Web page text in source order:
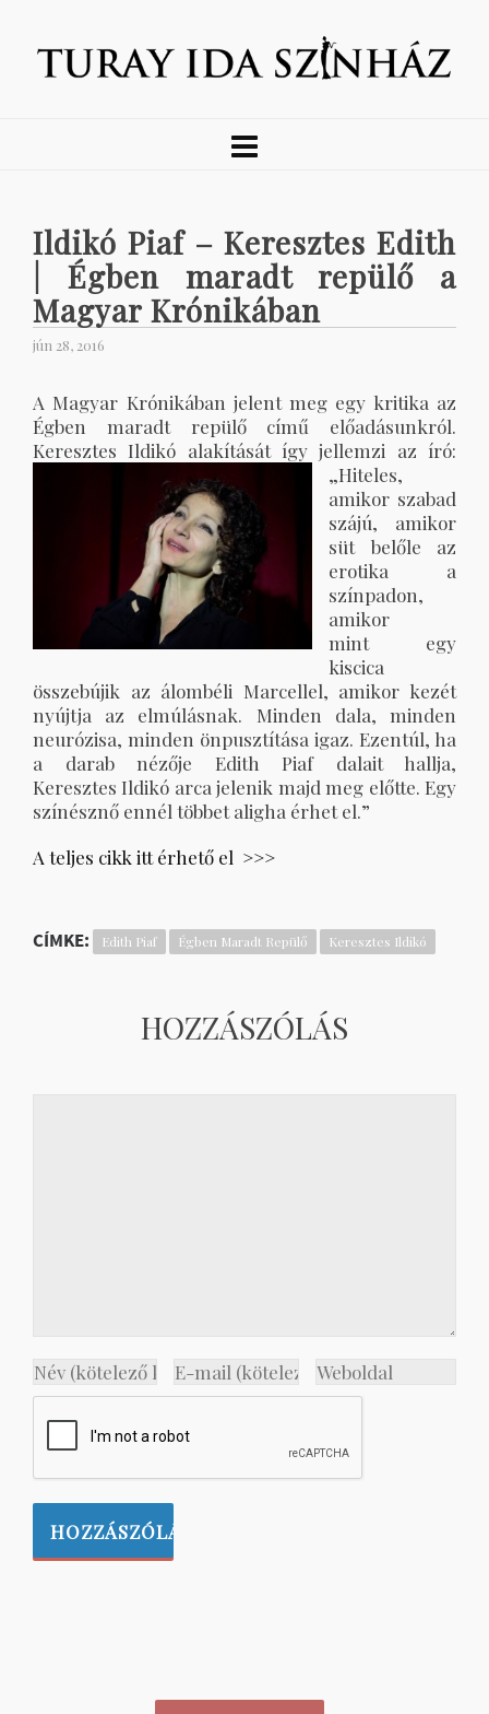
Ildikó Piaf – Keresztes Edith
| Égben maradt repülő a
Magyar Krónikában
jún 28, 2016
A Magyar Krónikában jelent meg egy kritika az
Égben maradt repülő című előadásunkról.
Keresztes Ildikó alakítását így jellemzi az író:
„Hiteles,
amikor szabad
szájú, amikor
süt belőle az
erotika a
színpadon,
amikor
mint egy
kiscica
összebújik az álombéli Marcellel, amikor kezét
nyújtja az elmúlásnak. Minden dala, minden
neurózisa, minden önpusztítása igaz. Ezentúl, ha
a darab nézője Edith Piaf dalait hallja,
Keresztes Ildikó arca jelenik majd meg előtte. Egy
színésznő ennél többet aligha érhet el.”
A teljes cikk itt érhető el >>>
CÍMKE: Edith Piaf Égben Maradt Repülő Keresztes Ildikó
HOZZÁSZÓLÁS